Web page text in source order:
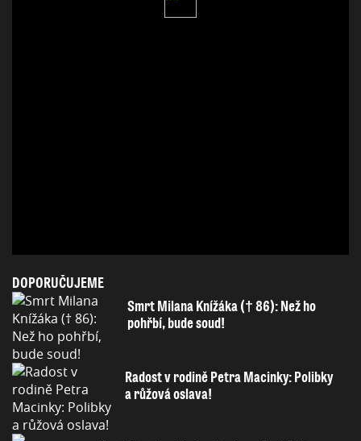
DOPORUČUJEME
Smrt Milana Knížáka († 86): Než ho
pohřbí, bude soud!
Radost v rodině Petra Macinky: Polibky
a růžová oslava!